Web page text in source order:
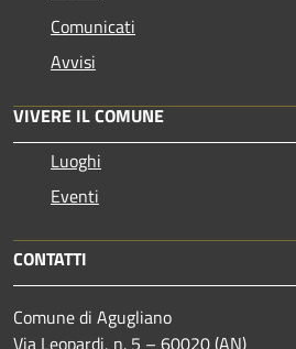
Comunicati
Avvisi
VIVERE IL COMUNE
Luoghi
Eventi
CONTATTI
Comune di Agugliano
Via Leopardi, n. 5 – 60020 (AN)